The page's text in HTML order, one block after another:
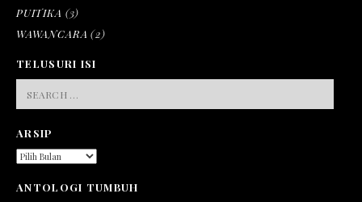
PUITIKA (3)
WAWANCARA (2)
TELUSURI ISI
FOR:
ARSIP
ARSIP
ANTOLOGI TUMBUH